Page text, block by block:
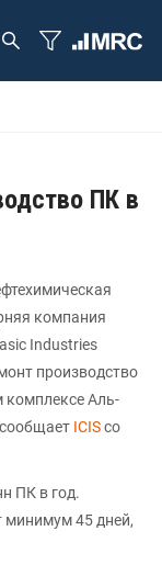
ПК в
компания
Industries
производство
комплексе Аль-
ICISсо
ПК в год.
минимум 45 дней,